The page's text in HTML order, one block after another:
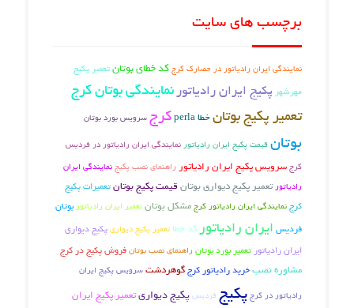
برچسب های سایت
نمایندگی ایران رادیاتور در حصارک کرج کد خطای بوتانتعمیر پکیج
مهرشهر پکیج ایران رادیاتورنمایندگی بوتان کرج
تعمیر پکیج بوتانخطا perla کرج سرویس بورد بوتان
بوتانقیمت پکیج ایران رادیاتورنمایندگی ایران رادیاتور در فردیس
کرجسرویس پکیج ایران رادیاتور راهنمای نصب پکیجنمایندگی ایران
رادیاتورتعمیر پکیج دیواری بوتان قیمت پکیج بوتانتعمیرات پکیج
کرجنمایندگی ایران رادیاتور کرجمشکل بوتانتعمیر ایران رادیاتوربوتان
فردیس ایران رادیاتورکد خطا تعمیر پکیج دیواریپکیج دیواری
ایران رادیاتور تعمیر بورد بوتانراهنمای نصب بوتانفروش پکیج در کرج
مشاوره نصبخرید رادیاتور کرجگوهردشتسرویس پکیج ایران
رادیاتور در کرجپکیج فردیسپکیج دیواریتعمیر پکیج ایران